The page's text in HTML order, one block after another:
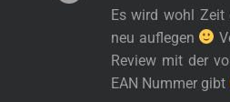
Es wird wohl Zeit
neu auflegen
Review mit der
EAN Nummer gibt